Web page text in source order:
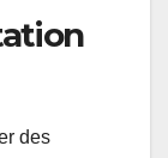
des